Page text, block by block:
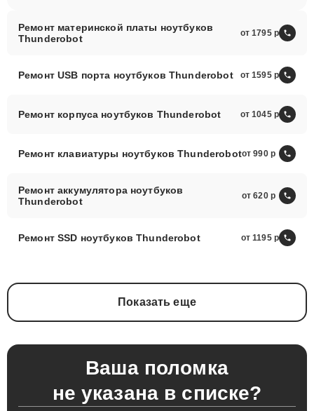
Ремонт материнской платы ноутбуков
Thunderobot
от 1795
Ремонт USB порта ноутбуков Thunderobot от 1595
Ремонт корпуса ноутбуков Thunderobot от 1045
Ремонт клавиатуры ноутбуков Thunderobotот 990
Ремонт аккумулятора ноутбуков
Thunderobot
от 620
Ремонт SSD ноутбуков Thunderobot от 1195
Показать еще
Ваша поломка
не указана в списке?